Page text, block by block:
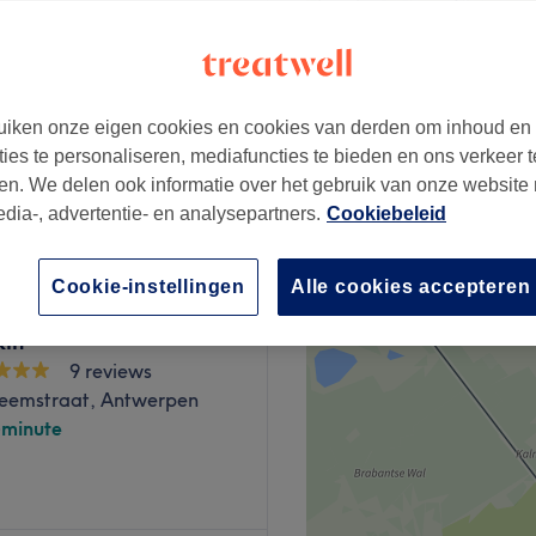
vanaf €115
om aan al uw
9 reviews
Antwerpen
onze eigen cookies en cookies van derden om inhoud en
te personaliseren, mediafuncties te bieden en ons verkeer
We delen ook informatie over het gebruik van onze website
, advertentie- en analysepartners. Cookiebeleid
Alle cookies accepteren
Cookie-instellingen